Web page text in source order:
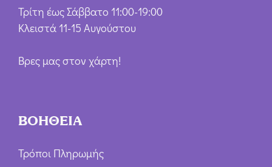
Τρίτη έως Σάββατο 11:00-19:00
Κλειστά 11-15 Αυγούστου
Βρες μας στον χάρτη!
ΒΟΗΘΕΙΑ
Τρόποι Πληρωμής